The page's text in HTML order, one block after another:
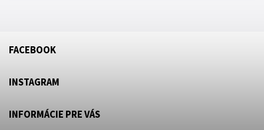
FACEBOOK
INSTAGRAM
INFORMÁCIE PRE VÁS